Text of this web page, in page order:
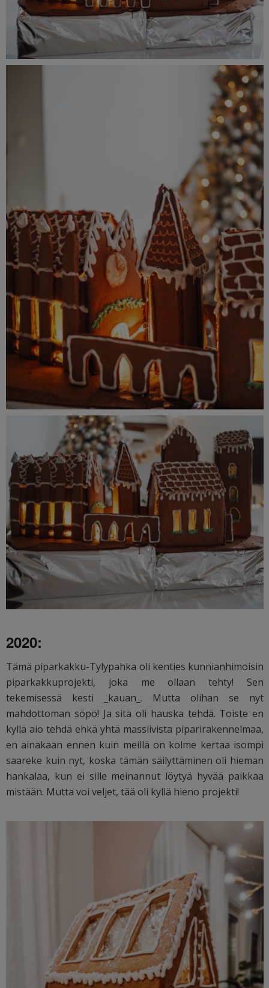
2020:
Tämä piparkakku-Tylypahka oli kenties kunnianhimoisin
piparkakkuprojekti, joka me ollaan tehty! Sen
tekemisessä kesti _kauan_. Mutta olihan se nyt
mahdottoman söpö! Ja sitä oli hauska tehdä. Toiste en
kyllä aio tehdä ehkä yhtä massiivista piparirakennelmaa,
en ainakaan ennen kuin meillä on kolme kertaa isompi
saareke kuin nyt, koska tämän säilyttäminen oli hieman
hankalaa, kun ei sille meinannut löytyä hyvää paikkaa
mistään. Mutta voi veljet, tää oli kyllä hieno projekti!